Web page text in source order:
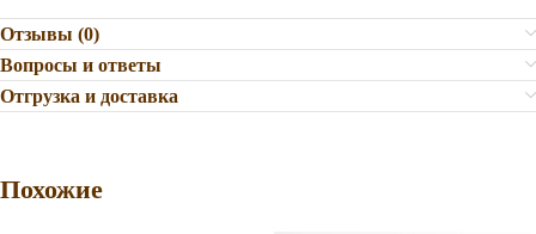
Отзывы (0)
Вопросы и ответы
Отгрузка и доставка
Похожие